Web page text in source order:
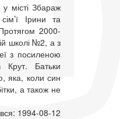
місті Збараж
Ірини та
2000-
школі №2, а з
з посиленою
Крут. Батьки
яка, коли син
а також не
1994-08-12